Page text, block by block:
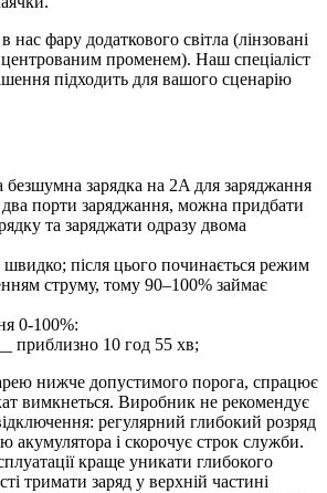
фару додаткового світла (лінзовані
променем). Наш спеціаліст
підходить для вашого сценарію
безшумна зарядка на 2A для заряджання
два порти заряджання, можна придбати
та заряджати одразу двома
після цього починається режим
струму, тому 90–100% займає
0-100%:
приблизно 10 год 55 хв;
нижче допустимого порога, спрацює
вимкнеться. Виробник не рекомендує
регулярний глибокий розряд
акумулятора і скорочує строк служби.
краще уникати глибокого
тримати заряд у верхній частині